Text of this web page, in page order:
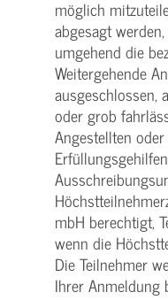
möglich
abgesagt
umgehend die
Weitergehende
ausgeschlossen,
oder grob
Angestellten
mbH berechtigt,
wenn die
Die Teilnehmer
Ihrer Anmeldung